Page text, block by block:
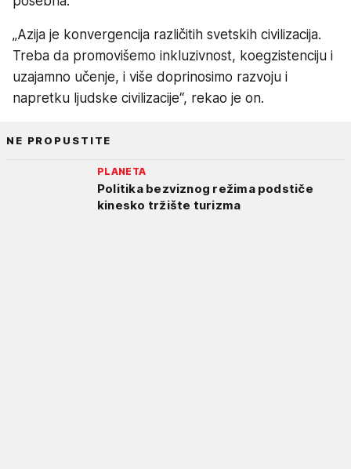
„Azija je konvergencija različitih svetskih civilizacija.
Treba da promovišemo inkluzivnost, koegzistenciju i
uzajamno učenje, i više doprinosimo razvoju i
napretku ljudske civilizacije“, rekao je on.
NE PROPUSTITE
PLANETA
Politika bezviznog režima podstiče
kinesko tržište turizma